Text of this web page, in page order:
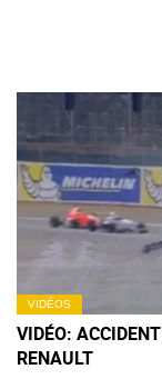
VIDÉOS
VIDÉO:
RENAULT